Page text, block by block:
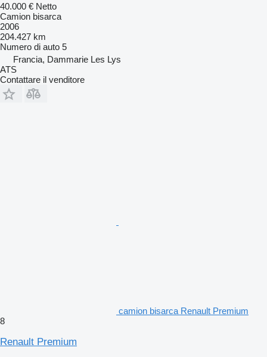
40.000 € Netto
Camion bisarca
2006
204.427 km
Numero di auto 5
Francia, Dammarie Les Lys
ATS
Contattare il venditore
camion bisarca Renault Premium
8
Renault Premium